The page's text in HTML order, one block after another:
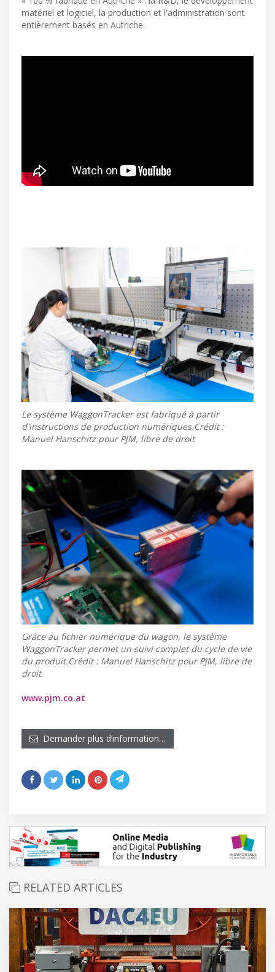
matériel et logiciel, la production et l'administration sont
entièrement basés en Autriche.
Le système WaggonTracker est fabriqué à partir
d'instructions de production numériques.Crédit :
Manuel Hanschitz pour PJM, libre de droit
Grâce au fichier numérique du wagon, le système
WaggonTracker permet un suivi complet du cycle de vie
du produit.Crédit : Manuel Hanschitz pour PJM, libre de
droit
www.pjm.co.at
Demander plus d’information…
RELATED ARTICLES